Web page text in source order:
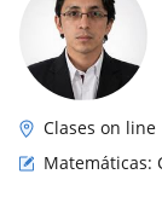
Clases on line
Matemáticas: